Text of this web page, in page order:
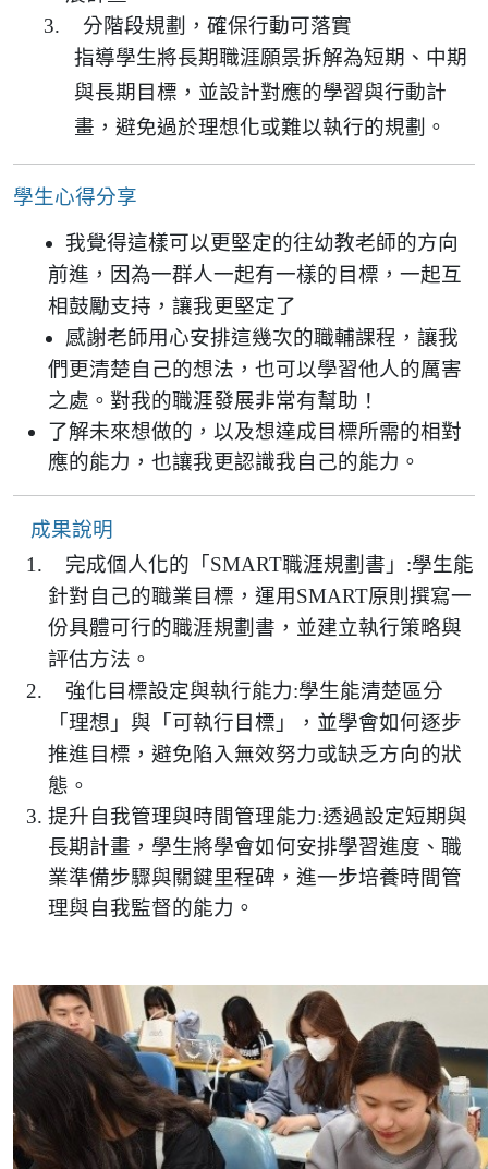
分階段規劃，確保行動可落實
指導學生將長期職涯願景拆解為短期、中期
與長期目標，並設計對應的學習與行動計
畫，避免過於理想化或難以執行的規劃。
學生心得分享
我覺得這樣可以更堅定的往幼教老師的方向
前進，因為一群人一起有一樣的目標，一起互
相鼓勵支持，讓我更堅定了
感謝老師用心安排這幾次的職輔課程，讓我
們更清楚自己的想法，也可以學習他人的厲害
之處。對我的職涯發展非常有幫助！
了解未來想做的，以及想達成目標所需的相對
應的能力，也讓我更認識我自己的能力。
成果說明
完成個人化的「SMART職涯規劃書」:學生能
針對自己的職業目標，運用SMART原則撰寫一
份具體可行的職涯規劃書，並建立執行策略與
評估方法。
強化目標設定與執行能力:學生能清楚區分
「理想」與「可執行目標」，並學會如何逐步
推進目標，避免陷入無效努力或缺乏方向的狀
態。
提升自我管理與時間管理能力:透過設定短期與
長期計畫，學生將學會如何安排學習進度、職
業準備步驟與關鍵里程碑，進一步培養時間管
理與自我監督的能力。